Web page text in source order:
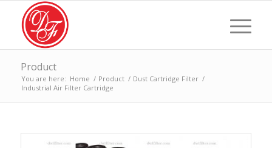
Product
You are here: Home / Product / Dust Cartridge Filter /
Industrial Air Filter Cartridge